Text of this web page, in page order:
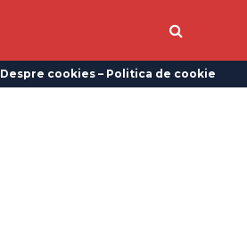
Despre cookies – Politica de cookie